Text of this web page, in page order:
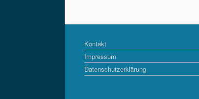
Kontakt
Impressum
Datenschutzerklärung